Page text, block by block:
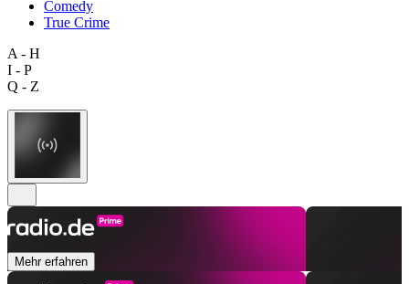
Comedy
True Crime
A - H
I - P
Q - Z
Mehr erfahren